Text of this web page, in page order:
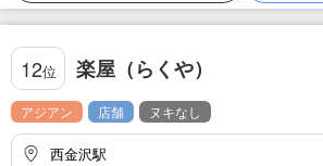
12位 楽屋（らくや）
アジアン 店舗 ヌキなし
西金沢駅